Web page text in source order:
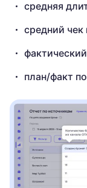
средняя
средний чек
план/факт